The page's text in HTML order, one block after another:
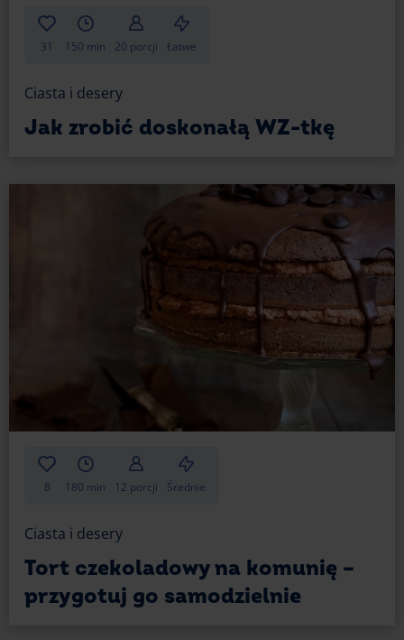
31 150 min 20 porcji Łatwe
Ciasta i desery
Jak zrobić doskonałą WZ-tkę
8 180 min 12 porcji Średnie
Ciasta i desery
Tort czekoladowy na komunię –
przygotuj go samodzielnie